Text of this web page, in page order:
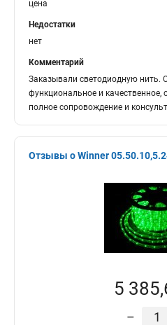
цена
Недостатки
нет
Комментарий
Заказывали светодиодную нить.
функциональное и качественное,
полное сопровождение и
Отзывы о Winner
5
–